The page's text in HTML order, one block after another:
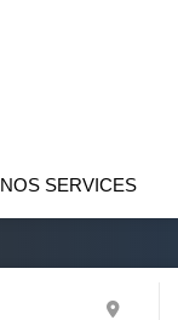
NOS SERVICES